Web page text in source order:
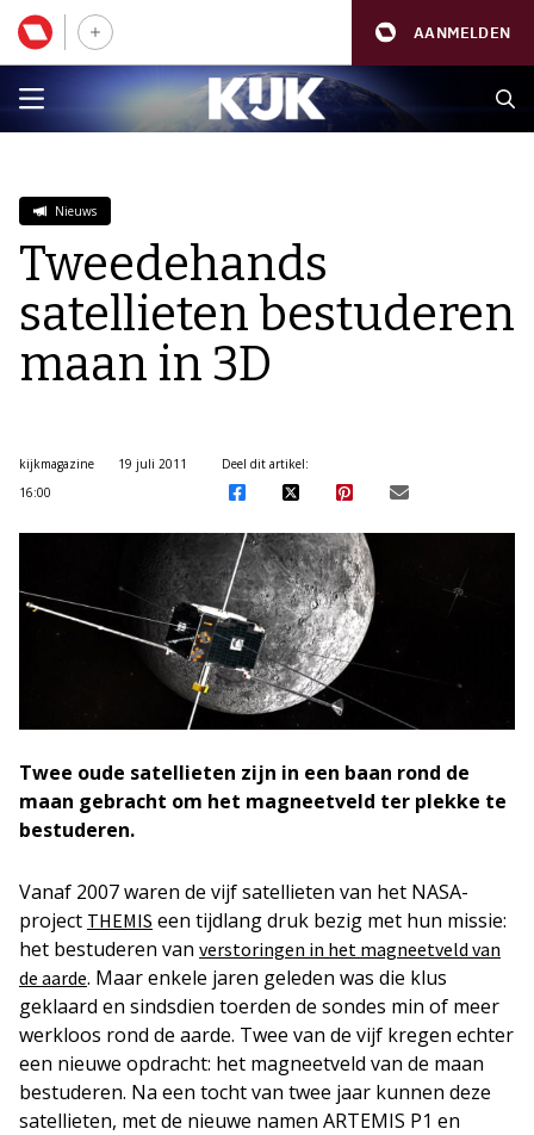
AANMELDEN
Nieuws
Tweedehands
satellieten bestuderen
maan in 3D
kijkmagazine
19 juli 2011
16:00
Deel dit artikel:
Twee oude satellieten zijn in een baan rond de
maan gebracht om het magneetveld ter plekke te
bestuderen.
Vanaf 2007 waren de vijf satellieten van het NASA-
project THEMIS een tijdlang druk bezig met hun missie:
het bestuderen van verstoringen in het magneetveld van
de aarde. Maar enkele jaren geleden was die klus
geklaard en sindsdien toerden de sondes min of meer
werkloos rond de aarde. Twee van de vijf kregen echter
een nieuwe opdracht: het magneetveld van de maan
bestuderen. Na een tocht van twee jaar kunnen deze
satellieten, met de nieuwe namen ARTEMIS P1 en